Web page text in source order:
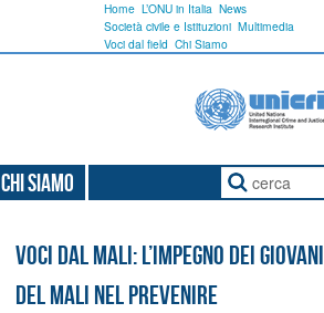
Home L’ONU in Italia News
Società civile e Istituzioni Multimedia
Voci dal field Chi Siamo
Chi Siamo
Voci dal Mali: l’impegno dei giovani
del Mali nel prevenire